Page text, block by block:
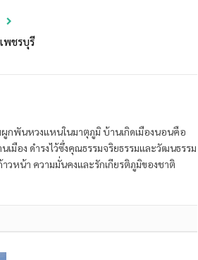
พชรบุรี
กพันหวงแหนในมาตุภูมิ บ้านเกิดเมืองนอนคือ
ง ดำรงไว้ซึ่งคุณธรรมจริยธรรมและวัฒนธรรม
วหน้า ความมั่นคงและรักเกียรติภูมิของชาติ